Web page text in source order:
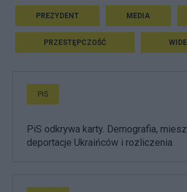
PREZYDENT MEDIA
PRZESTĘPCZOŚĆ
PiS
PiS odkrywa karty. Demografia,
deportacje Ukraińców i rozliczenia